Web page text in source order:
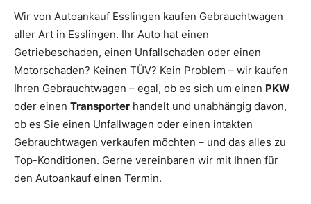
Wir von Autoankauf Esslingen kaufen Gebrauchtwagen
aller Art in Esslingen. Ihr Auto hat einen
Getriebeschaden, einen Unfallschaden oder einen
Motorschaden? Keinen TÜV? Kein Problem – wir kaufen
Ihren Gebrauchtwagen – egal, ob es sich um einen PKW
oder einen Transporter handelt und unabhängig davon,
ob es Sie einen Unfallwagen oder einen intakten
Gebrauchtwagen verkaufen möchten – und das alles zu
Top-Konditionen. Gerne vereinbaren wir mit Ihnen für
den Autoankauf einen Termin.